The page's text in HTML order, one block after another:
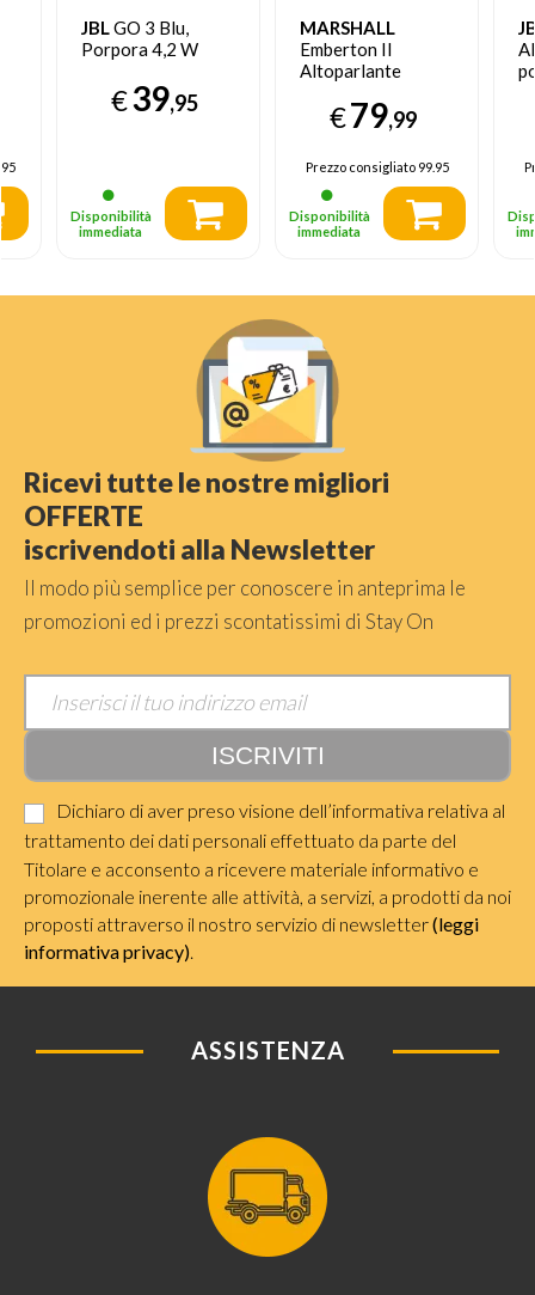
JBLGO 3 Blu,
Porpora 4,2 W
€39,95
Disponibilità
immediata
MARSHALL
Emberton II
Altoparlante
Nero, Acciaio inox
20 W
€79,99
Prezzo consigliato99.95
Disponibilità
immediata
Ricevi tutte le nostre migliori
OFFERTE
iscrivendoti alla Newsletter
Il modo più semplice per conoscere in anteprima le
promozioni ed i prezzi scontatissimi di Stay On
Dichiaro di aver preso visione dell’informativa relativa al
trattamento dei dati personali effettuato da parte del
Titolare e acconsento a ricevere materiale informativo e
promozionale inerente alle attività, a servizi, a prodotti da noi
proposti attraverso il nostro servizio di newsletter(leggi
informativa privacy).
ASSISTENZA